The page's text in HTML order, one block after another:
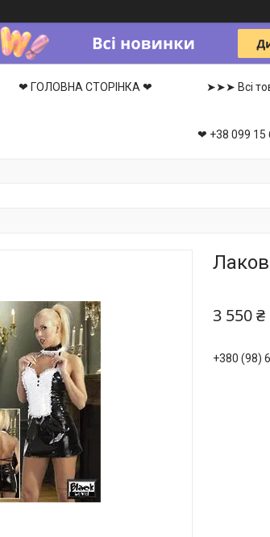
❤ ГОЛОВНА СТОРІНКА ❤ ➤➤➤ Всі
❤ +38 099 15
3 550 ₴
+380 (98)